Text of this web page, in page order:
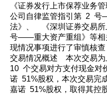
《证券发行上市保荐业务
公司自律监管指引第 2
法》、 《深圳证券交易所
号——重大资产重组》等相
现情况事项进行了审慎核
交易情况概述 本次交易为
10 个交易对方支付现金对
诺 51%股权，本次交易完
嘉诺 51%股权，取得其控